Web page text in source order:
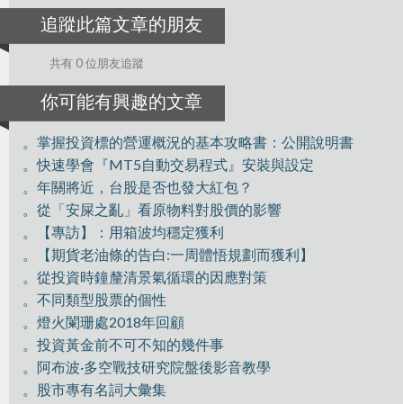
追蹤此篇文章的朋友
共有 0 位朋友追蹤
你可能有興趣的文章
。掌握投資標的營運概況的基本攻略書：公開說明書
。快速學會『MT5自動交易程式』安裝與設定
。年關將近，台股是否也發大紅包？
。從「安屎之亂」看原物料對股價的影響
。【專訪】：用箱波均穩定獲利
。【期貨老油條的告白:一周體悟規劃而獲利】
。從投資時鐘釐清景氣循環的因應對策
。不同類型股票的個性
。燈火闌珊處2018年回顧
。投資黃金前不可不知的幾件事
。阿布波·多空戰技研究院盤後影音教學
。股市專有名詞大彙集